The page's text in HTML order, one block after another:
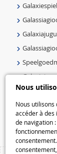
Nous
Nous
accéder à
de navigation